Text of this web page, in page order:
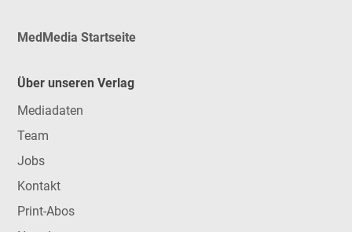
MedMedia Startseite
Über unseren Verlag
Mediadaten
Team
Jobs
Kontakt
Print-Abos